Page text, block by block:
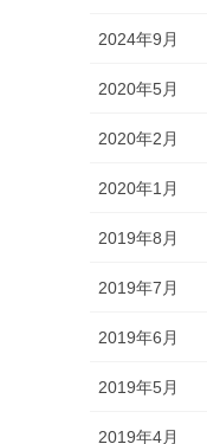
2024年9月
2020年5月
2020年2月
2020年1月
2019年8月
2019年7月
2019年6月
2019年5月
2019年4月